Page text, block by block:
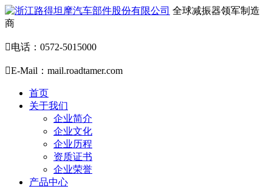
全球减振器领军制造
商
电话：0572-5015000
E-Mail：mail.roadtamer.com
首页
关于我们
企业简介
企业文化
企业历程
资质证书
企业荣誉
产品中心